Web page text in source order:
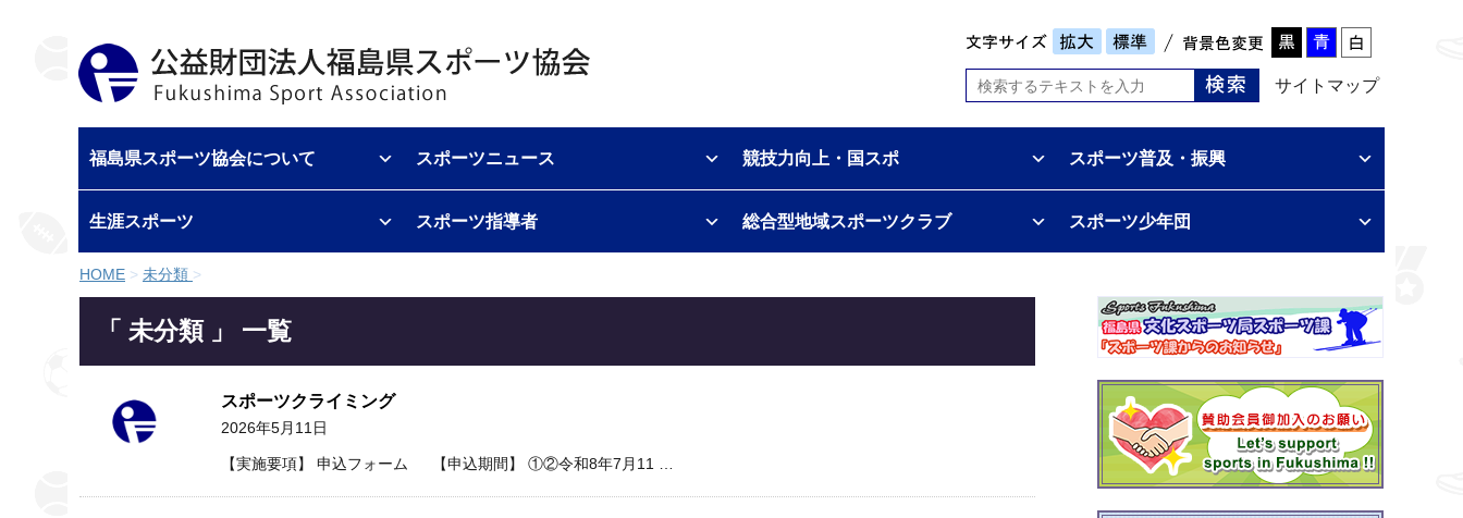
サイトマップ
福島県スポーツ協会について スポーツニュース 競技力向上・国スポ スポーツ普及・振興
生涯スポーツ スポーツ指導者 総合型地域スポーツクラブ スポーツ少年団
HOME > 未分類 >
「 未分類 」 一覧
スポーツクライミング
2026年5月11日
【実施要項】 申込フォーム 【申込期間】 ①②令和8年7月11 …